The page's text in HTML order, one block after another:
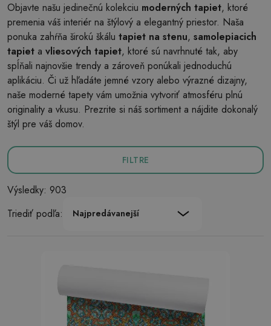
Objavte našu jedinečnú kolekciu moderných tapiet, ktoré
premenia váš interiér na štýlový a elegantný priestor. Naša
ponuka zahŕňa širokú škálu tapiet na stenu, samolepiacich
tapiet a vliesových tapiet, ktoré sú navrhnuté tak, aby
spĺňali najnovšie trendy a zároveň ponúkali jednoduchú
aplikáciu. Či už hľadáte jemné vzory alebo výrazné dizajny,
naše moderné tapety vám umožnia vytvoriť atmosféru plnú
originality a vkusu. Prezrite si náš sortiment a nájdite dokonalý
štýl pre váš domov.
FILTRE
Výsledky: 903
Triediť podľa:
Najpredávanejší